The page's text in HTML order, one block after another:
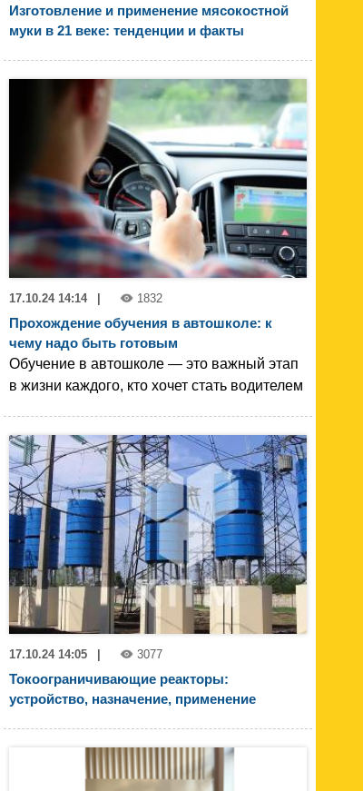
Изготовление и применение мясокостной
муки в 21 веке: тенденции и факты
17.10.24 14:14 1832
Прохождение обучения в автошколе: к
чему надо быть готовым
Обучение в автошколе — это важный этап
в жизни каждого, кто хочет стать водителем
17.10.24 14:05 | 3077
Токоограничивающие реакторы:
устройство, назначение, применение